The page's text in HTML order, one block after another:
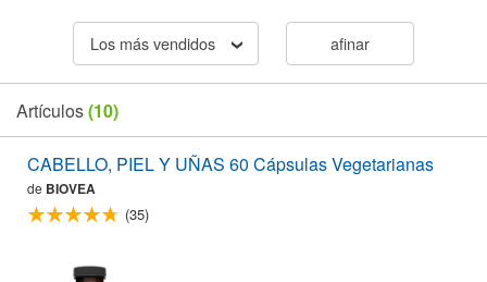
Los más vendidos afinar
Artículos(10)
CABELLO, PIEL Y UÑAS 60 Cápsulas Vegetarianas
de BIOVEA
(35)